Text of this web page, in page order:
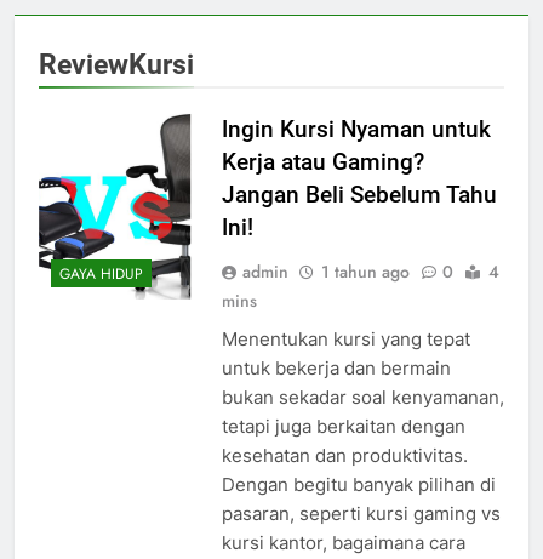
ReviewKursi
GAYA HIDUP
Ingin Kursi Nyaman untuk
Kerja atau Gaming?
Jangan Beli Sebelum Tahu
Ini!
admin 1 tahun ago 0
4
mins
Menentukan kursi yang tepat
untuk bekerja dan bermain
bukan sekadar soal kenyamanan,
tetapi juga berkaitan dengan
kesehatan dan produktivitas.
Dengan begitu banyak pilihan di
pasaran, seperti kursi gaming vs
kursi kantor, bagaimana cara